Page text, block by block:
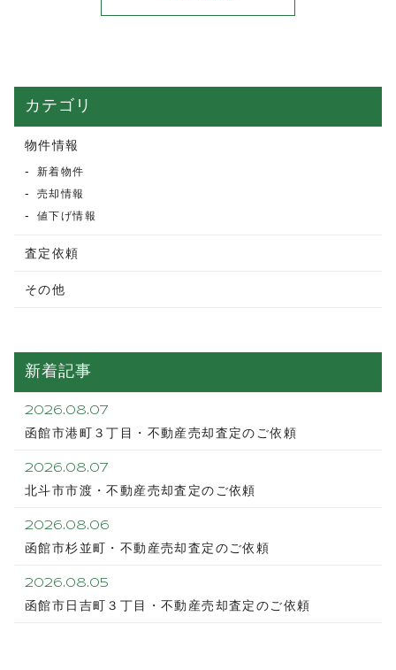
カテゴリ
物件情報
新着物件
売却情報
値下げ情報
査定依頼
その他
新着記事
2026.08.07
函館市港町３丁目・不動産売却査定のご依頼
2026.08.07
北斗市市渡・不動産売却査定のご依頼
2026.08.06
函館市杉並町・不動産売却査定のご依頼
2026.08.05
函館市日吉町３丁目・不動産売却査定のご依頼